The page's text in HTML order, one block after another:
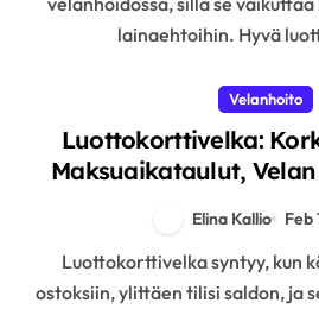
lainaehtoihin. Hyvä
Velanhoito
Luottokorttivelka:
Maksuaikataulut,
Elina Kallio Feb
Luottokorttivelka syntyy, kun käytät luottokorttia
ostoksiin, ylittäen tilisi saldon, ja